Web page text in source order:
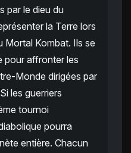
par le dieu du
la Terre lors
Mortal Kombat. Ils se
pour affronter les
Monde dirigées par
les guerriers
tournoi
pourra
entière. Chacun